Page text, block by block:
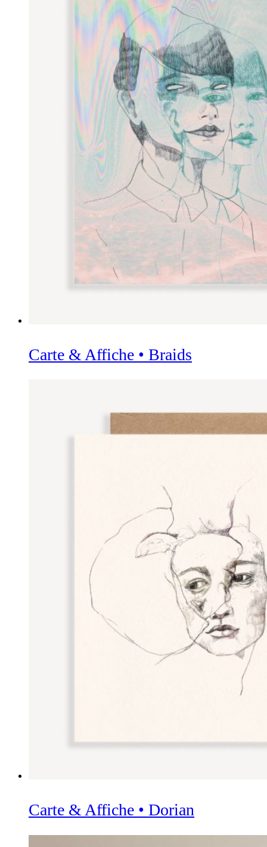
Carte & Affiche • Braids
Carte & Affiche • Dorian